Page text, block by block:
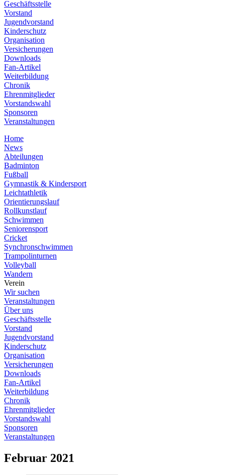
Geschäftsstelle
Vorstand
Jugendvorstand
Kinderschutz
Organisation
Versicherungen
Downloads
Fan-Artikel
Weiterbildung
Chronik
Ehrenmitglieder
Vorstandswahl
Sponsoren
Veranstaltungen
Home
News
Abteilungen
Badminton
Fußball
Gymnastik & Kindersport
Leichtathletik
Orientierungslauf
Rollkunstlauf
Schwimmen
Seniorensport
Cricket
Synchronschwimmen
Trampolinturnen
Volleyball
Wandern
Verein
Wir suchen
Veranstaltungen
Über uns
Geschäftsstelle
Vorstand
Jugendvorstand
Kinderschutz
Organisation
Versicherungen
Downloads
Fan-Artikel
Weiterbildung
Chronik
Ehrenmitglieder
Vorstandswahl
Sponsoren
Veranstaltungen
Februar 2021